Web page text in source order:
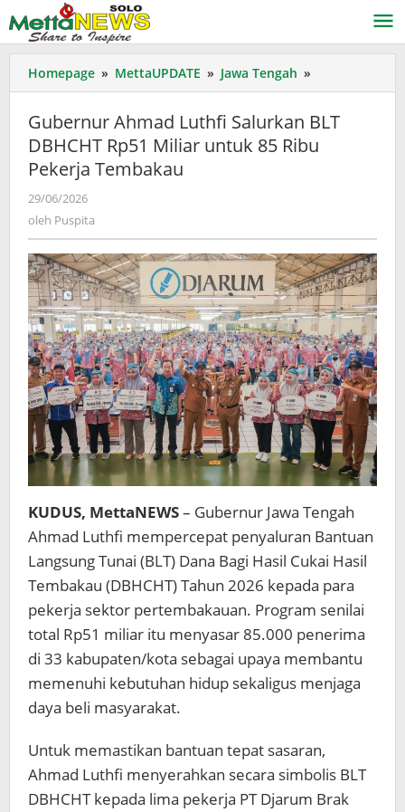
ke
konten
Homepage » MettaUPDATE » Jawa Tengah »
Ahmad
Salurkan
BLT
85
Ribu
Pekerja
Tembakau
Gubernur Ahmad Luthfi Salurkan BLT
DBHCHT Rp51 Miliar untuk 85 Ribu
Pekerja Tembakau
29/06/2026
oleh Puspita
KUDUS, MettaNEWS– Gubernur Jawa Tengah
Ahmad Luthfi mempercepat penyaluran Bantuan
Langsung Tunai (BLT) Dana Bagi Hasil Cukai Hasil
Tembakau (DBHCHT) Tahun 2026 kepada para
pekerja sektor pertembakauan. Program senilai
total Rp51 miliar itu menyasar 85.000 penerima
di 33 kabupaten/kota sebagai upaya membantu
memenuhi kebutuhan hidup sekaligus menjaga
daya beli masyarakat.
Untuk memastikan bantuan tepat sasaran,
Ahmad Luthfi menyerahkan secara simbolis BLT
DBHCHT kepada lima pekerja PT Djarum Brak